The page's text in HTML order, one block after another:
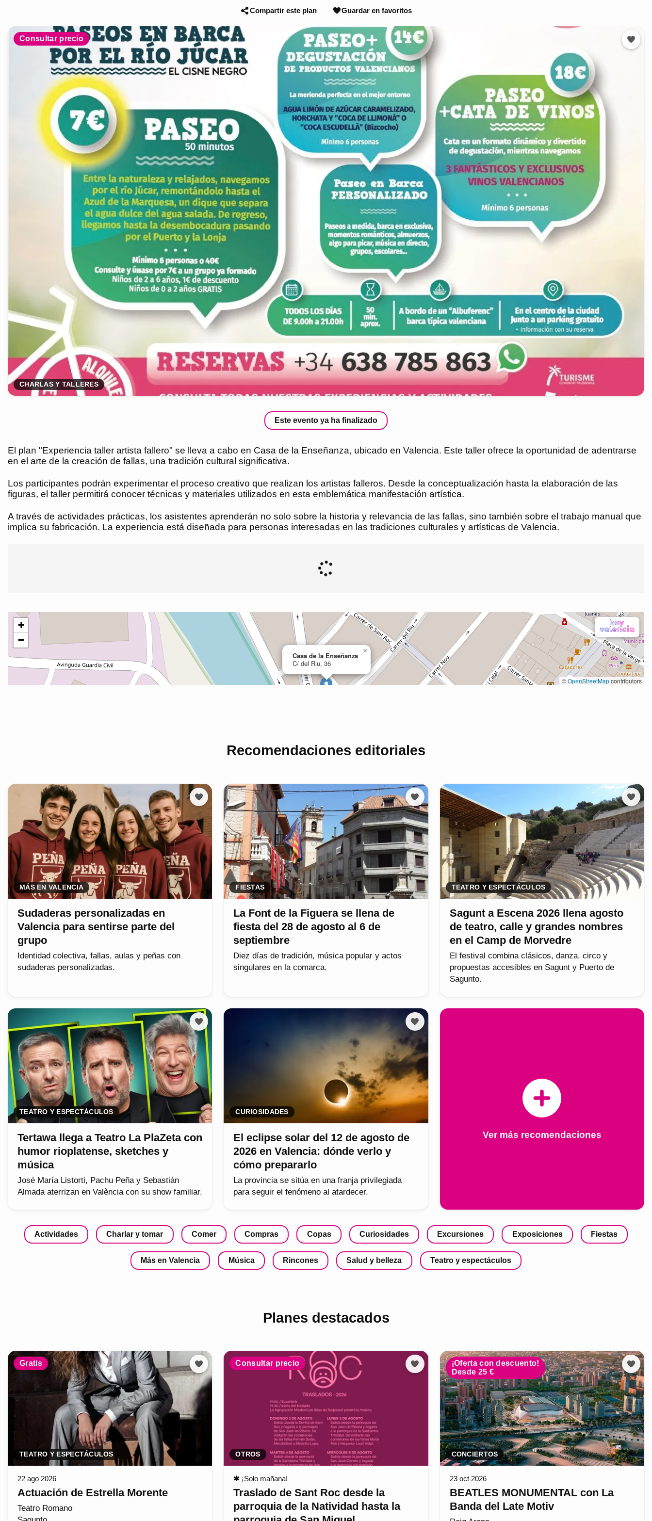
Compartir este plan Guardar en favoritos
Consultar precio
CHARLAS Y TALLERES
Este evento ya ha finalizado
El plan "Experiencia taller artista fallero" se lleva a cabo en Casa de la Enseñanza, ubicado en Valencia. Este taller ofrece la oportunidad de adentrarse
en el arte de la creación de fallas, una tradición cultural significativa.
Los participantes podrán experimentar el proceso creativo que realizan los artistas falleros. Desde la conceptualización hasta la elaboración de las
figuras, el taller permitirá conocer técnicas y materiales utilizados en esta emblemática manifestación artística.
A través de actividades prácticas, los asistentes aprenderán no solo sobre la historia y relevancia de las fallas, sino también sobre el trabajo manual que
implica su fabricación. La experiencia está diseñada para personas interesadas en las tradiciones culturales y artísticas de Valencia.
Recomendaciones editoriales
MÁS EN VALENCIA
Sudaderas personalizadas en
Valencia para sentirse parte del
grupo
Identidad colectiva, fallas, aulas y peñas con
sudaderas personalizadas.
FIESTAS
La Font de la Figuera se llena de
fiesta del 28 de agosto al 6 de
septiembre
Diez días de tradición, música popular y actos
singulares en la comarca.
TEATRO Y ESPECTÁCULOS
Sagunt a Escena 2026 llena agosto
de teatro, calle y grandes nombres
en el Camp de Morvedre
El festival combina clásicos, danza, circo y
propuestas accesibles en Sagunt y Puerto de
Sagunto.
TEATRO Y ESPECTÁCULOS
Tertawa llega a Teatro La PlaZeta con
humor rioplatense, sketches y
música
José María Listorti, Pachu Peña y Sebastián
Almada aterrizan en València con su show familiar.
CURIOSIDADES
El eclipse solar del 12 de agosto de
2026 en Valencia: dónde verlo y
cómo prepararlo
La provincia se sitúa en una franja privilegiada
para seguir el fenómeno al atardecer.
Ver más recomendaciones
Actividades Charlar y tomar Comer Compras Copas Curiosidades Excursiones Exposiciones Fiestas
Más en Valencia Música Rincones Salud y belleza Teatro y espectáculos
Planes destacados
Gratis
TEATRO Y ESPECTÁCULOS
22 ago 2026
Actuación de Estrella Morente
Teatro Romano
Consultar precio
OTROS
✱ ¡Solo mañana!
Traslado de Sant Roc desde la
parroquia de la Natividad hasta la
¡Oferta con descuento!
Desde 25 €
CONCIERTOS
23 oct 2026
BEATLES MONUMENTAL con La
Banda del Late Motiv